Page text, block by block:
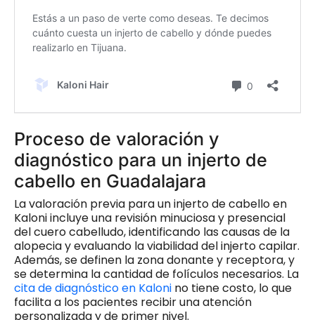
Proceso de valoración y
diagnóstico para un injerto de
cabello en Guadalajara
La valoración previa para un injerto de cabello en
Kaloni incluye una revisión minuciosa y presencial
del cuero cabelludo, identificando las causas de la
alopecia y evaluando la viabilidad del injerto capilar.
Además, se definen la zona donante y receptora, y
se determina la cantidad de folículos necesarios. La
cita de diagnóstico en Kaloni no tiene costo, lo que
facilita a los pacientes recibir una atención
personalizada y de primer nivel.